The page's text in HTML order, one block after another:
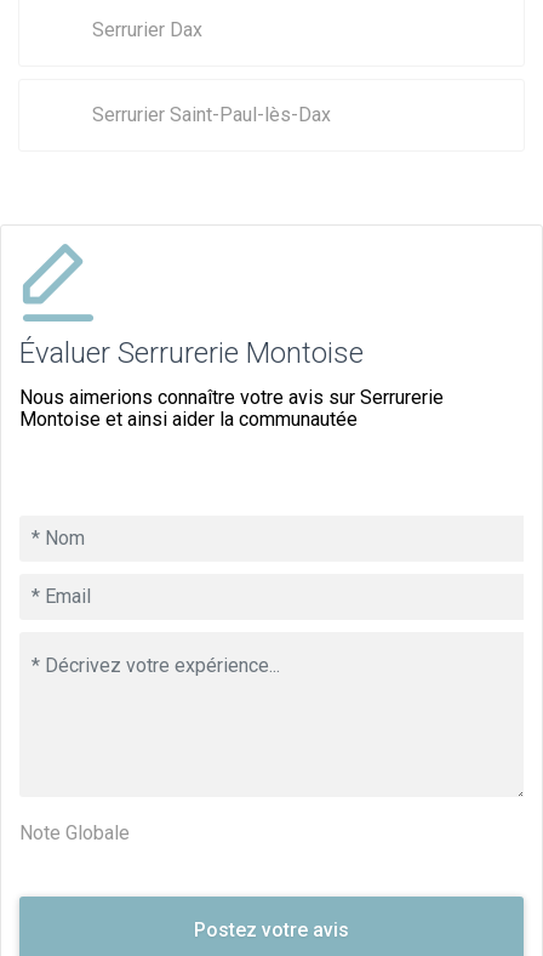
Serrurier Dax
Serrurier Saint-Paul-lès-Dax
Évaluer Serrurerie Montoise
Nous aimerions connaître votre avis sur Serrurerie
Montoise et ainsi aider la communautée
Note Globale